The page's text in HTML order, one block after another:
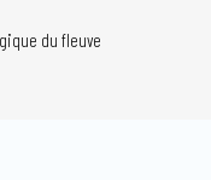
du fleuve